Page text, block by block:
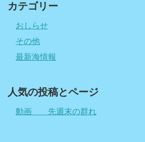
カテゴリー
おしらせ
その他
最新海情報
人気の投稿とページ
動画 先週末の群れ